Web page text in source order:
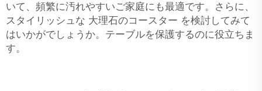
いて、頻繁に汚れやすいご家庭にも最適です。さらに、
スタイリッシュな 大理石のコースター を検討してみて
はいかがでしょうか。テーブルを保護するのに役立ちま
す。